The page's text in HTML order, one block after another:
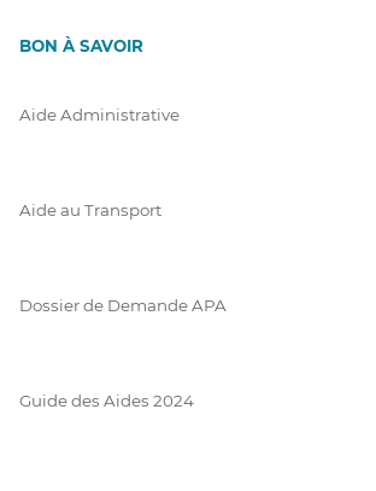
BON À SAVOIR
Aide Administrative
Aide au Transport
Dossier de Demande APA
Guide des Aides 2024